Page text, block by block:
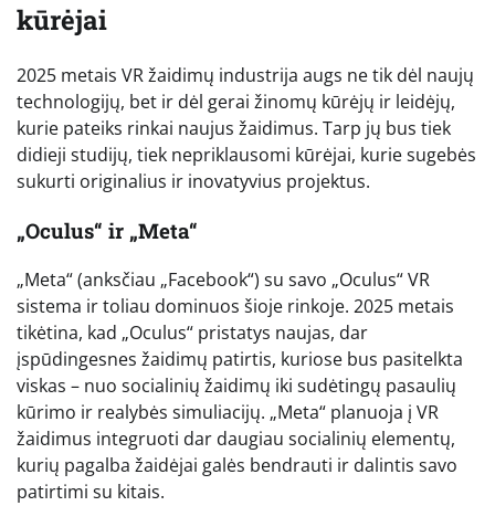
kūrėjai
2025 metais VR žaidimų industrija augs ne tik dėl naujų
technologijų, bet ir dėl gerai žinomų kūrėjų ir leidėjų,
kurie pateiks rinkai naujus žaidimus. Tarp jų bus tiek
didieji studijų, tiek nepriklausomi kūrėjai, kurie sugebės
sukurti originalius ir inovatyvius projektus.
„Oculus“ ir „Meta“
„Meta“ (anksčiau „Facebook“) su savo „Oculus“ VR
sistema ir toliau dominuos šioje rinkoje. 2025 metais
tikėtina, kad „Oculus“ pristatys naujas, dar
įspūdingesnes žaidimų patirtis, kuriose bus pasitelkta
viskas – nuo socialinių žaidimų iki sudėtingų pasaulių
kūrimo ir realybės simuliacijų. „Meta“ planuoja į VR
žaidimus integruoti dar daugiau socialinių elementų,
kurių pagalba žaidėjai galės bendrauti ir dalintis savo
patirtimi su kitais.